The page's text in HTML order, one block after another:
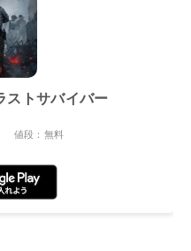
ストサバイバー
値段：無料